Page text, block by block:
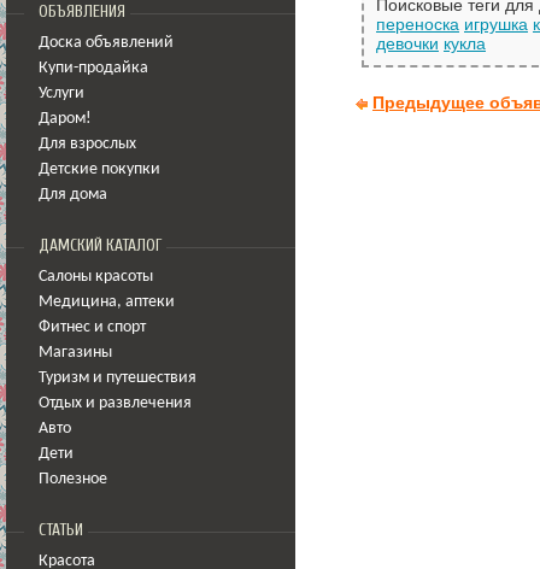
ОБЪЯВЛЕНИЯ
Доска объявлений
Купи-продайка
Услуги
Даром!
Для взрослых
Детские покупки
Для дома
ДАМСКИЙ КАТАЛОГ
Салоны красоты
Медицина, аптеки
Фитнес и спорт
Магазины
Туризм и путешествия
Отдых и развлечения
Авто
Дети
Полезное
СТАТЬИ
Красота
Поисковые теги
переноска игрушка
девочки кукла
Предыдущее